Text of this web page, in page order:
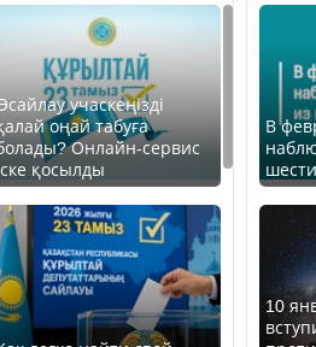
учаскеңізді
оңай табуға
Онлайн-сервис
қосылды
В
10